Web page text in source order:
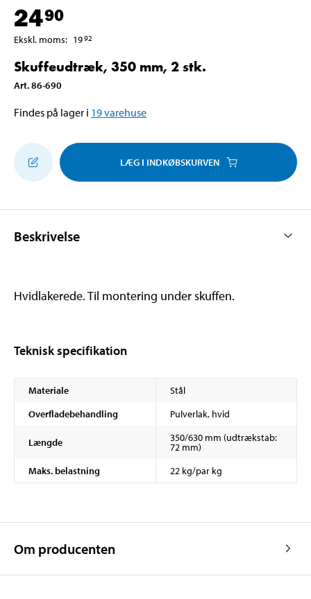
2490
Ekskl. moms: 1992
Skuffeudtræk, 350 mm, 2 stk.
Art.86-690
Findes på lager i 19varehuse
LÆG I INDKØBSKURVEN
Beskrivelse
Hvidlakerede. Til montering under skuffen.
Teknisk specifikation
Materiale
Stål
Overfladebehandling
Pulverlak, hvid
Længde 350/630 mm (udtrækstab:
72 mm)
Maks. belastning
22 kg/par kg
Om producenten